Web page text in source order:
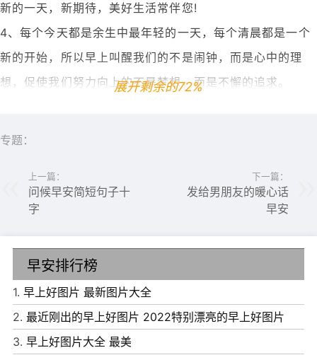
新的一天，新期待，美好生活常伴您!
4、每个今天都是余生中最年轻的一天，每个清晨都是一个
新的开始，所以早上叫醒我们的不是闹钟，而是心中的理
想，促使我们努力向上的不是梦想，而是不懈的追求。
中国话中感到厌倦。天地间张扬的东风是你强劲的脚步，行
展开剩余的72%
专题：
上一篇：
问候早安简短句子十
字
下一篇：
发给男朋友的暖心话
早安
早安排行榜
1. 早上好图片 最新图片大全
2. 最近刚出的早上好图片 2022特别漂亮的早上好图片
3. 早上好图片大全 最美